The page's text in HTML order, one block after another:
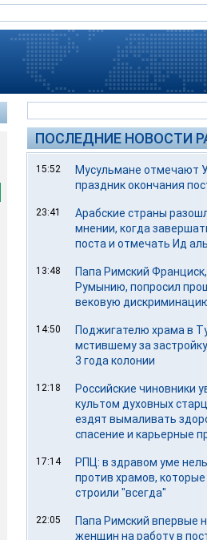
ПОСЛЕДНИЕ НОВОСТИ
15:52
Мусульмане отмечают
праздник окончания
23:41
Арабские страны
мнении, когда
поста и отмечать Ид
13:48
Папа Римский
Румынию, попросил
вековую
14:50
Поджигателю храма в
мстившему за
3 года колонии
12:18
Российские чиновники
культом духовных
ездят вымаливать
спасение и карьерные
17:14
РПЦ: в здравом уме
против храмов, которые
строили "всегда"
22:05
Папа Римский впервые
женщин на работу в